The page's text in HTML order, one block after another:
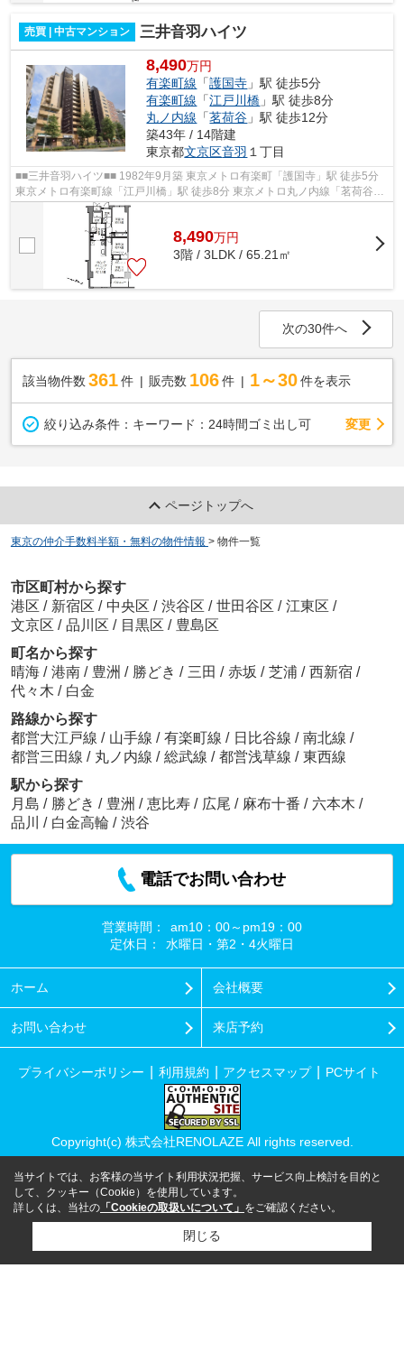
売買 | 中古マンション 三井音羽ハイツ
8,490万円
有楽町線 「護国寺 」駅 徒歩5分
有楽町線 「江戸川橋 」駅 徒歩8分
丸ノ内線 「茗荷谷 」駅 徒歩12分
築43年 / 14階建
東京都文京区音羽 １丁目
■■三井音羽ハイツ■■ 1982年9月築 東京メトロ有楽町「護国寺」駅 徒歩5分
東京メトロ有楽町線「江戸川橋」駅 徒歩8分 東京メトロ丸ノ内線「茗荷谷」
駅 徒歩12分 ペット飼育可能（細...
8,490万円
3階 / 3LDK / 65.21㎡
次の30件へ
該当物件数 361件 販売数 106 件 1～30 件を表示
絞り込み条件： キーワード：24時間ゴミ出し可 変更
ページトップへ
東京の仲介手数料半額・無料の物件情報 > 物件一覧
市区町村から探す
港区 / 新宿区 / 中央区 / 渋谷区 / 世田谷区 / 江東区 /
文京区 / 品川区 / 目黒区 / 豊島区
町名から探す
晴海 / 港南 / 豊洲 / 勝どき / 三田 / 赤坂 / 芝浦 / 西新宿 /
代々木 / 白金
路線から探す
都営大江戸線 / 山手線 / 有楽町線 / 日比谷線 / 南北線 /
都営三田線 / 丸ノ内線 / 総武線 / 都営浅草線 / 東西線
駅から探す
月島 / 勝どき / 豊洲 / 恵比寿 / 広尾 / 麻布十番 / 六本木 /
品川
/ 白金高輪 / 渋谷
電話でお問い合わせ
営業時間：
am10：00～pm19：00
定休日：
水曜日・第2・4火曜日
ホーム 会社概要
お問い合わせ 来店予約
プライバシーポリシー 利用規約 アクセスマップ PCサイト
Copyright(c) 株式会社RENOLAZE All rights reserved.
当サイトでは、お客様の当サイト利用状況把握、サービス向上検討を目的と
して、クッキー（Cookie）を使用しています。
詳しくは、当社の 「Cookieの取扱いについて」 をご確認ください。
閉じる